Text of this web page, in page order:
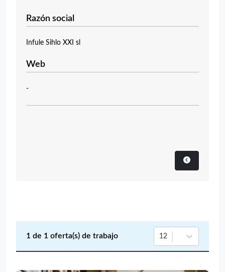
Razón social
Infule Sihlo XXI sl
Web
-
1 de 1 oferta(s) de trabajo 12